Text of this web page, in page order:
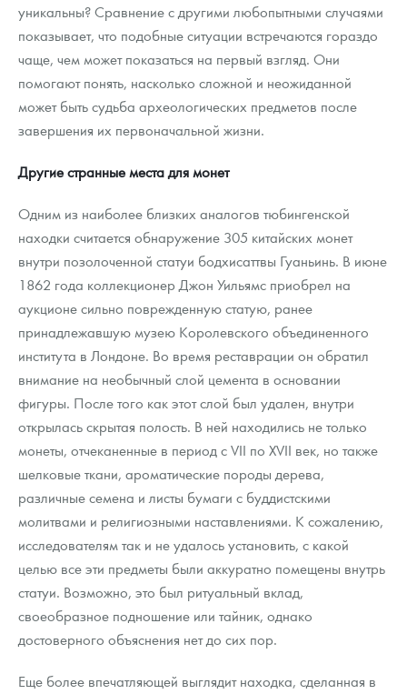
уникальны? Сравнение с другими любопытными случаями
показывает, что подобные ситуации встречаются гораздо
чаще, чем может показаться на первый взгляд. Они
помогают понять, насколько сложной и неожиданной
может быть судьба археологических предметов после
завершения их первоначальной жизни.
Другие странные места для монет
Одним из наиболее близких аналогов тюбингенской
находки считается обнаружение 305 китайских монет
внутри позолоченной статуи бодхисаттвы Гуаньинь. В июне
1862 года коллекционер Джон Уильямс приобрел на
аукционе сильно поврежденную статую, ранее
принадлежавшую музею Королевского объединенного
института в Лондоне. Во время реставрации он обратил
внимание на необычный слой цемента в основании
фигуры. После того как этот слой был удален, внутри
открылась скрытая полость. В ней находились не только
монеты, отчеканенные в период с VII по XVII век, но также
шелковые ткани, ароматические породы дерева,
различные семена и листы бумаги с буддистскими
молитвами и религиозными наставлениями. К сожалению,
исследователям так и не удалось установить, с какой
целью все эти предметы были аккуратно помещены внутрь
статуи. Возможно, это был ритуальный вклад,
своеобразное подношение или тайник, однако
достоверного объяснения нет до сих пор.
Еще более впечатляющей выглядит находка, сделанная в